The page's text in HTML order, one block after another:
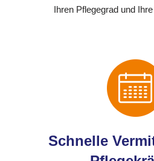
Ihren Pflegegrad und
Schnelle